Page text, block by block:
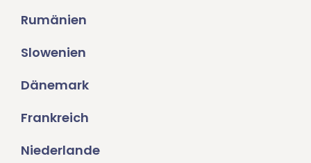
Rumänien
Slowenien
Dänemark
Frankreich
Niederlande